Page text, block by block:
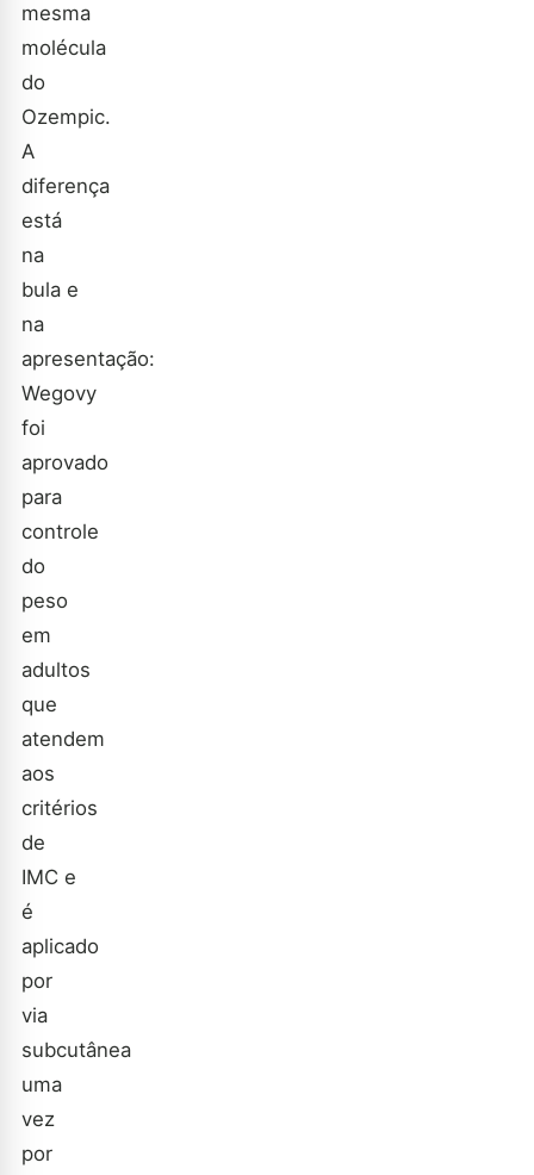
mesma
molécula
do
Ozempic.
A
diferença
está
na
bula e
na
apresentação:
Wegovy
foi
aprovado
para
controle
do
peso
em
adultos
que
atendem
aos
critérios
de
IMC e
é
aplicado
por
via
subcutânea
uma
vez
por